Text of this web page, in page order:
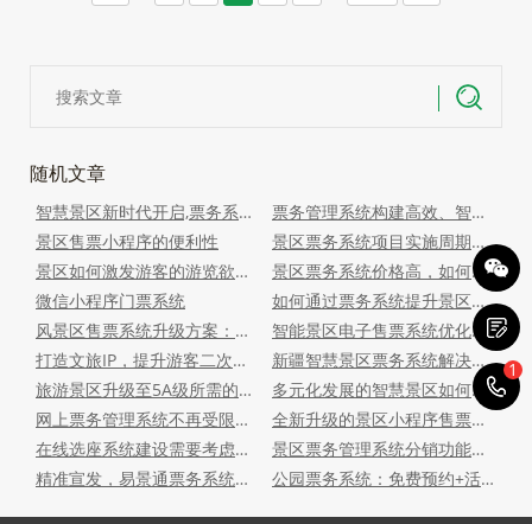
随机文章
智慧景区新时代开启,票务系统引领数字化转型新模式
票务管理系统构建高效、智能的票务运营新生态
景区售票小程序的便利性
景区票务系统项目实施周期多久
景区如何激发游客的游览欲望？
景区票务系统价格高，如何才能说服老板采购智慧票务系统？
微信小程序门票系统
如何通过票务系统提升景区口碑和客户满意度
风景区售票系统升级方案：旺季分流+淡季促销+智慧管控
智能景区电子售票系统优化景区的经营管理和服务模式
打造文旅IP，提升游客二次消费！
新疆智慧景区票务系统解决方案分享：疆苏巴什故城
旅游景区升级至5A级所需的景区电子售票系统特性及应用技巧
多元化发展的智慧景区如何实现高效运营管理？
网上票务管理系统不再受限于时间和地点,随时随地轻松购票
全新升级的景区小程序售票软件开发方案分享
在线选座系统建设需要考虑哪些核心功能？
景区票务管理系统分销功能介绍
精准宣发，易景通票务系统助力旅游行业新发展
公园票务系统：免费预约+活动售票+年卡管理完整方案
1